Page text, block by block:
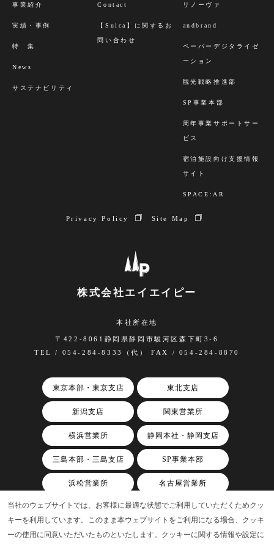
株式会社エイエイピー
本社所在地
〒422-8061静岡県静岡市駿河区森下町3-6
TEL / 054-284-8333（代） FAX / 054-284-8870
東京本部・東京支店 東北支店
新潟支店 関東営業所
横浜営業所 静岡本社・静岡支店
三島本部・三島支店 SP事業本部
浜松営業所 名古屋営業所
関西支店
事業紹介
実績・事例
特 集
News
サステナビリティ
Contact
【Suica】に関するお
問い合わせ
リノーヴァ
andbrand
ペーパーデジタライゼ
ーション
観光戦略推進部
SP事業本部
周年事業サポートサー
ビス
宿泊施設向け支援情報
サイト
SPACE:AR
Privacy Policy Site Map
当社のウェブサイトでは、お客様に最適な状態でご利用していただくためクッ
キーを利用しています。このまま本ウェブサイトをご利用になる場合、クッキ
ーの使用に同意いただいたものといたします。クッキーに関する情報や設定に